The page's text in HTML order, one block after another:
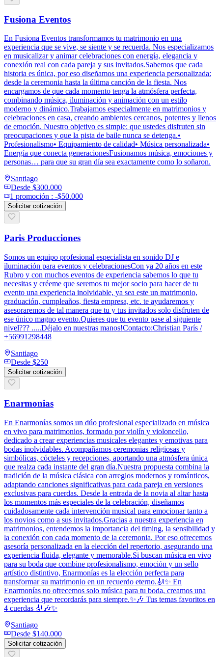
Fusiona Eventos
En Fusiona Eventos transformamos tu matrimonio en una
experiencia que se vive, se siente y se recuerda. Nos especializamos
en musicalizar y animar celebraciones con energía, elegancia y
conexión real con cada pareja y sus invitados.Sabemos que cada
historia es única, por eso diseñamos una experiencia personalizada:
desde la ceremonia hasta la última canción de la fiesta. Nos
encargamos de que cada momento tenga la atmósfera perfecta,
combinando música, iluminación y animación con un estilo
moderno y dinámico.Trabajamos especialmente en matrimonios y
celebraciones en casa, creando ambientes cercanos, potentes y llenos
de emoción. Nuestro objetivo es simple: que ustedes disfruten sin
preocupaciones y que la pista de baile nunca se detenga.•
Profesionalismo• Equipamiento de calidad• Música personalizada•
Energía que conecta generacionesFusionamos música, emociones y
personas… para que su gran día sea exactamente como lo soñaron.
Santiago
Desde $300.000
1 promoción : -$50.000
Solicitar cotización
Paris Producciones
Somos un equipo profesional especialista en sonido DJ e
iluminación para eventos y celebracionesCon ya 20 años en este
Rubro y con muchos eventos de experiencia sabemos lo que tu
necesitas y créeme que seremos tu mejor socio para hacer de tu
evento una experiencia inolvidable, ya sea este un matrimonio,
graduación, cumpleaños, fiesta empresa, etc. te ayudaremos y
asesoraremos de tal manera que tu y tus invitados solo disfruten de
ese único magno evento.Quieres que tu evento pase al siguiente
nivel??? .....Déjalo en nuestras manos!Contacto:Christian París /
+56991298448
Santiago
Desde $250
Solicitar cotización
Enarmonias
En Enarmonías somos un dúo profesional especializado en música
en vivo para matrimonios, formado por violín y violoncello,
dedicado a crear experiencias musicales elegantes y emotivas para
bodas inolvidables. Acompañamos ceremonias religiosas y
simbólicas, cócteles y recepciones, aportando una atmósfera única
que realza cada instante del gran día.Nuestra propuesta combina la
tradición de la música clásica con arreglos modernos y románticos,
adaptando canciones significativas para cada pareja en versiones
exclusivas para cuerdas. Desde la entrada de la novia al altar hasta
los momentos más especiales de la celebración, diseñamos
cuidadosamente cada intervención musical para emocionar tanto a
los novios como a sus invitados.Gracias a nuestra experiencia en
matrimonios, entendemos la importancia del timing, la sensibilidad y
la conexión con cada momento de la ceremonia. Por eso ofrecemos
asesoría personalizada en la elección del repertorio, asegurando una
experiencia fluida, elegante y memorable.Si buscan música en vivo
para su boda que combine profesionalismo, emoción y un sello
artístico distintivo, Enarmonías es la elección perfecta para
transformar su matrimonio en un recuerdo eterno.🎻✨ En
Enarmonías no ofrecemos solo música para tu boda, creamos una
experiencia que recordarás para siempre.✨🎶 Tus temas favoritos en
4 cuerdas 🎻🎶✨
Santiago
Desde $140.000
Solicitar cotización